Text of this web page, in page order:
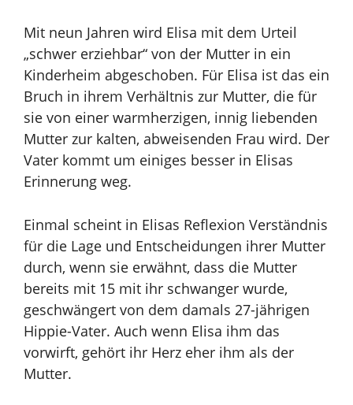
Mit neun Jahren wird Elisa mit dem Urteil
„schwer erziehbar“ von der Mutter in ein
Kinderheim abgeschoben. Für Elisa ist das ein
Bruch in ihrem Verhältnis zur Mutter, die für
sie von einer warmherzigen, innig liebenden
Mutter zur kalten, abweisenden Frau wird. Der
Vater kommt um einiges besser in Elisas
Erinnerung weg.
Einmal scheint in Elisas Reflexion Verständnis
für die Lage und Entscheidungen ihrer Mutter
durch, wenn sie erwähnt, dass die Mutter
bereits mit 15 mit ihr schwanger wurde,
geschwängert von dem damals 27-jährigen
Hippie-Vater. Auch wenn Elisa ihm das
vorwirft, gehört ihr Herz eher ihm als der
Mutter.